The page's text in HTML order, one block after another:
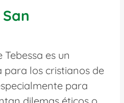
es un
los cristianos de
para